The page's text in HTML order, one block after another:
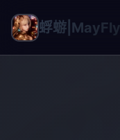
蜉蝣|MayFly